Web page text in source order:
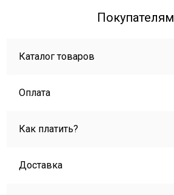
Покупателям
Каталог товаров
Оплата
Как платить?
Доставка